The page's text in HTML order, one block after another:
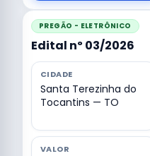
PREGÃO - ELETRÔNICO
Edital nº 03/2026
CIDADE
Santa Terezinha do
Tocantins — TO
VALOR